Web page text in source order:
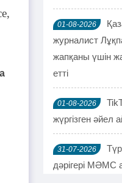
01-08-2026
журналист
жапқаны үшін
етті
01-08-2026
жүргізген әйел
31-07-2026
дәрігері МӘМС